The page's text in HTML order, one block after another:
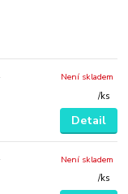
/ks
Není skladem
Detail
/ks
Není skladem